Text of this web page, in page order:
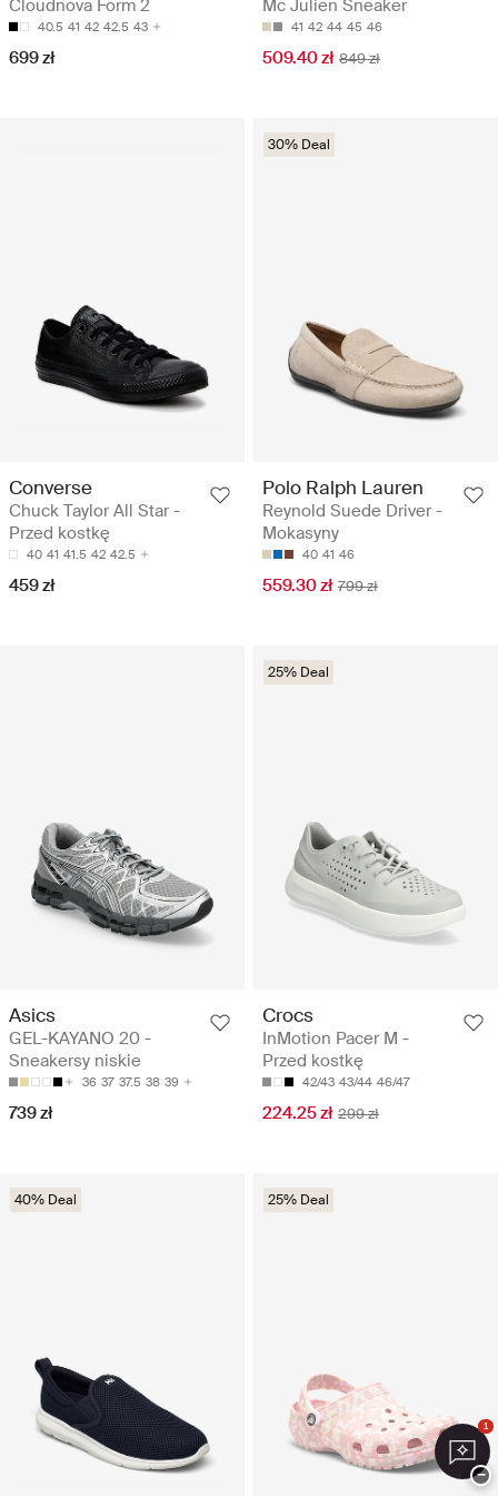
Cloudnova Form 2
40.5 41 42 42.5 43
699 zł
Mc Julien Sneaker
41 42 44 45 46
509.40 zł 849 zł
Converse
Chuck Taylor All Star -
Przed kostkę
40 41 41.5 42 42.5
459 zł
30% Deal
Polo Ralph Lauren
Reynold Suede Driver -
Mokasyny
40 41 46
559.30 zł 799 zł
Asics
GEL-KAYANO 20 -
Sneakersy niskie
36 37 37.5 38 39
739 zł
25% Deal
Crocs
InMotion Pacer M -
Przed kostkę
42/43 43/44 46/47
224.25 zł 299 zł
40% Deal 25% Deal
1
−